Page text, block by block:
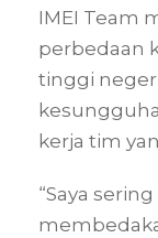
IMEI Team
perbedaan
tinggi
kerja tim
“Saya